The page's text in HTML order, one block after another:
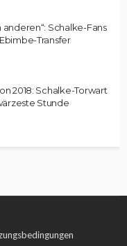
anderen“: Schalke-Fans
Transfer
2018: Schalke-Torwart
Stunde